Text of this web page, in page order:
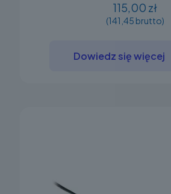
115,00 zł
(141,45 brutto)
Dowiedz się więcej